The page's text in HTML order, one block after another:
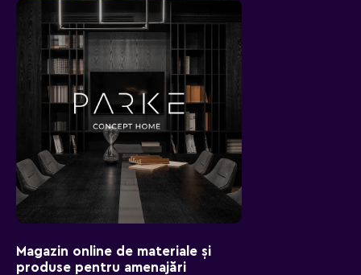
Magazin online de materiale și
produse pentru amenajări